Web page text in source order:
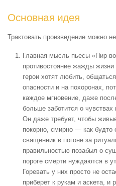
Основная идея
Трактовать произведение можно
Главная мысль пьесы «Пир
противостояние жажды
герои хотят любить,
опасности и на похоронах,
каждое мгновение, даже
больше заботится о
Он даже требует, чтобы
покорно, смирно — как
священник в погоне за
правильностью позабыл о
пороге смерти нуждаются в
Горевать у них просто не
приберет к рукам и аскета, и